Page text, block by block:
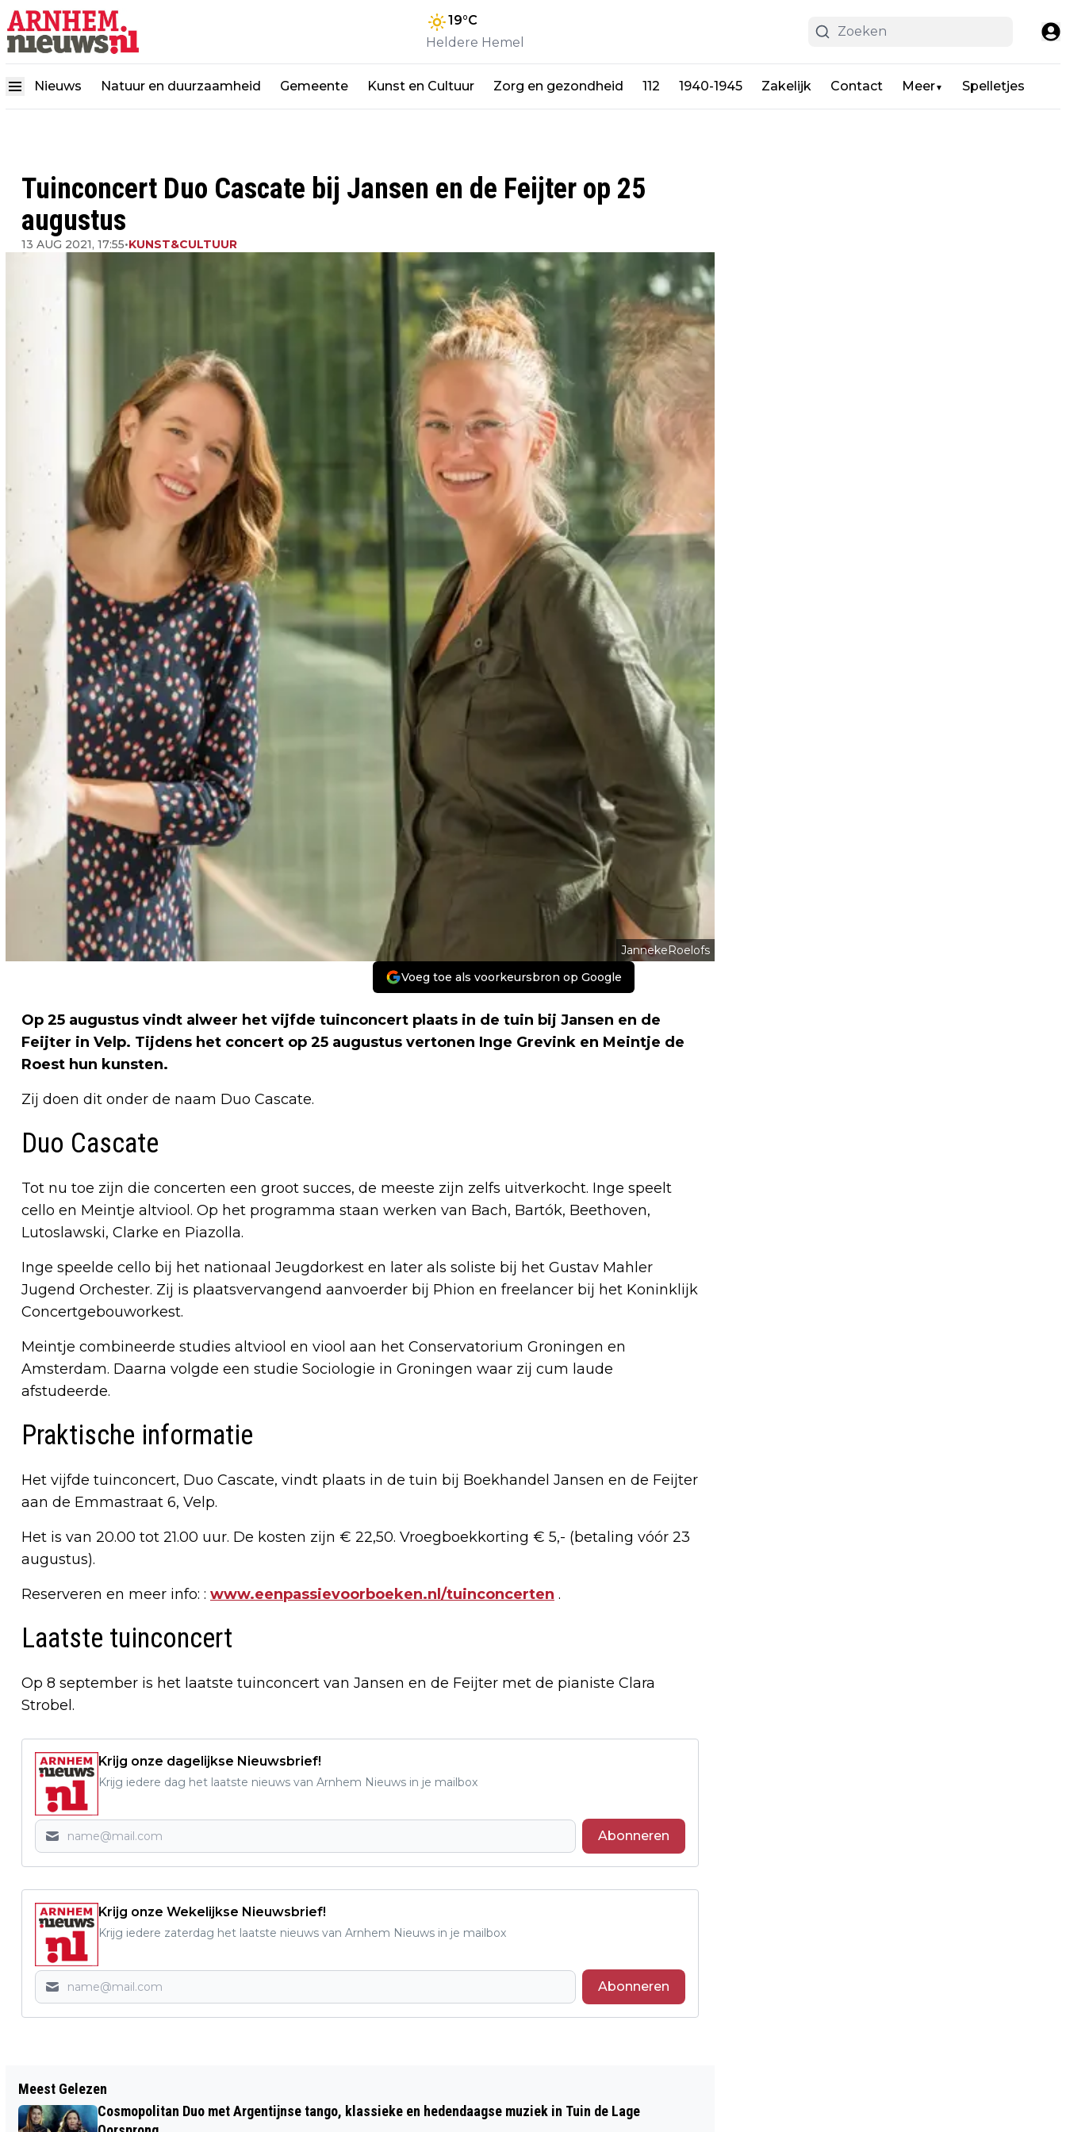
19°C
Heldere Hemel
Nieuws Natuur en duurzaamheid Gemeente Kunst en Cultuur Zorg en gezondheid 112 1940-1945 Zakelijk Contact Meer▼ Spelletjes
Tuinconcert Duo Cascate bij Jansen en de Feijter op 25
augustus
13 AUG 2021, 17:55•KUNST&CULTUUR
JannekeRoelofs
Voeg toe als voorkeursbron op Google
Op 25 augustus vindt alweer het vijfde tuinconcert plaats in de tuin bij Jansen en de
Feijter in Velp. Tijdens het concert op 25 augustus vertonen Inge Grevink en Meintje de
Roest hun kunsten.
Zij doen dit onder de naam Duo Cascate.
Duo Cascate
Tot nu toe zijn die concerten een groot succes, de meeste zijn zelfs uitverkocht. Inge speelt
cello en Meintje altviool. Op het programma staan werken van Bach, Bartók, Beethoven,
Lutoslawski, Clarke en Piazolla.
Inge speelde cello bij het nationaal Jeugdorkest en later als soliste bij het Gustav Mahler
Jugend Orchester. Zij is plaatsvervangend aanvoerder bij Phion en freelancer bij het Koninklijk
Concertgebouworkest.
Meintje combineerde studies altviool en viool aan het Conservatorium Groningen en
Amsterdam. Daarna volgde een studie Sociologie in Groningen waar zij cum laude
afstudeerde.
Praktische informatie
Het vijfde tuinconcert, Duo Cascate, vindt plaats in de tuin bij Boekhandel Jansen en de Feijter
aan de Emmastraat 6, Velp.
Het is van 20.00 tot 21.00 uur. De kosten zijn € 22,50. Vroegboekkorting € 5,- (betaling vóór 23
augustus).
Reserveren en meer info: : www.eenpassievoorboeken.nl/tuinconcerten .
Laatste tuinconcert
Op 8 september is het laatste tuinconcert van Jansen en de Feijter met de pianiste Clara
Strobel.
Krijg onze dagelijkse Nieuwsbrief!
Krijg iedere dag het laatste nieuws van Arnhem Nieuws in je mailbox
Abonneren
Krijg onze Wekelijkse Nieuwsbrief!
Krijg iedere zaterdag het laatste nieuws van Arnhem Nieuws in je mailbox
Abonneren
SPEELSE MANGABEYS PLAGEN
KOPROLLENDE GORILLA'S
OP PREVENTIE EN MAATWERK
Meest Gelezen
Cosmopolitan Duo met Argentijnse tango, klassieke en hedendaagse muziek in Tuin de Lage